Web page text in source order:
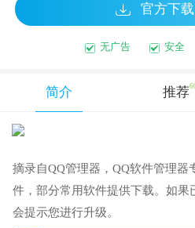
官方下
无广告 安全
简介 推荐
摘录自QQ管理器，QQ软件管理器
件，部分常用软件提供下载。如果
会提示您进行升级。